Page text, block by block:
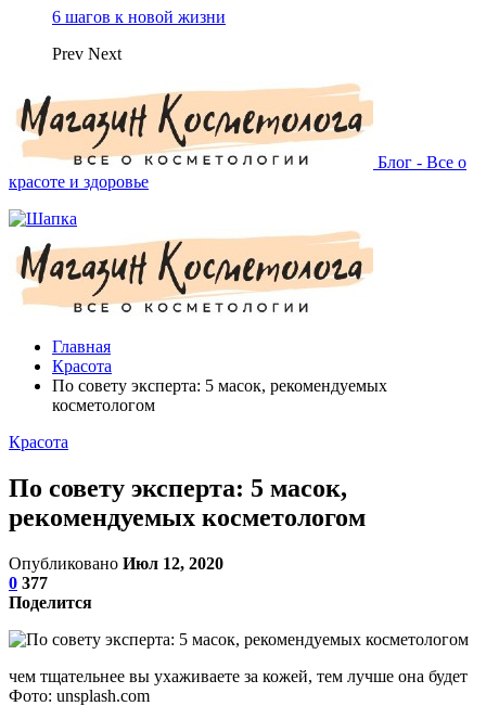
6 шагов к новой жизни
Prev Next
Блог - Все о
красоте и здоровье
Главная
Красота
По совету эксперта: 5 масок, рекомендуемых
косметологом
Красота
По совету эксперта: 5 масок,
рекомендуемых косметологом
Опубликовано Июл 12, 2020
0 377
Поделится
чем тщательнее вы ухаживаете за кожей, тем лучше она будет
Фото: unsplash.com